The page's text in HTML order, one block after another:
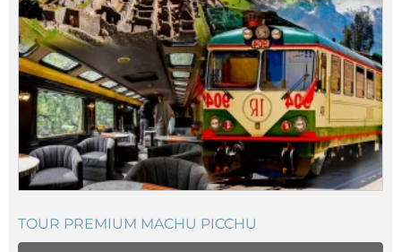
TOUR PREMIUM MACHU PICCHU